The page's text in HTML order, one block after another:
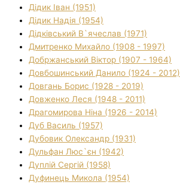
Дідик Іван (1951)
Дідик Надія (1954)
Дідківський В`ячеслав (1971)
Дмитренко Михайло (1908 - 1997)
Добржанський Віктор (1907 - 1964)
Довбошинський Данило (1924 - 2012)
Довгань Борис (1928 - 2019)
Довженко Леся (1948 - 2011)
Драгомирова Ніна (1926 - 2014)
Дуб Василь (1957)
Дубовик Олександр (1931)
Дульфан Люс`єн (1942)
Дуплій Сергій (1958)
Дуфинець Микола (1954)